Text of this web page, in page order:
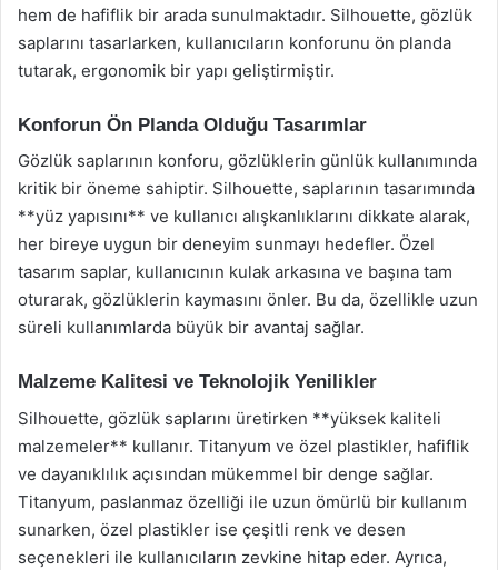
hem de hafiflik bir arada sunulmaktadır. Silhouette, gözlük
saplarını tasarlarken, kullanıcıların konforunu ön planda
tutarak, ergonomik bir yapı geliştirmiştir.
Konforun Ön Planda Olduğu Tasarımlar
Gözlük saplarının konforu, gözlüklerin günlük kullanımında
kritik bir öneme sahiptir. Silhouette, saplarının tasarımında
**yüz yapısını** ve kullanıcı alışkanlıklarını dikkate alarak,
her bireye uygun bir deneyim sunmayı hedefler. Özel
tasarım saplar, kullanıcının kulak arkasına ve başına tam
oturarak, gözlüklerin kaymasını önler. Bu da, özellikle uzun
süreli kullanımlarda büyük bir avantaj sağlar.
Malzeme Kalitesi ve Teknolojik Yenilikler
Silhouette, gözlük saplarını üretirken **yüksek kaliteli
malzemeler** kullanır. Titanyum ve özel plastikler, hafiflik
ve dayanıklılık açısından mükemmel bir denge sağlar.
Titanyum, paslanmaz özelliği ile uzun ömürlü bir kullanım
sunarken, özel plastikler ise çeşitli renk ve desen
seçenekleri ile kullanıcıların zevkine hitap eder. Ayrıca,